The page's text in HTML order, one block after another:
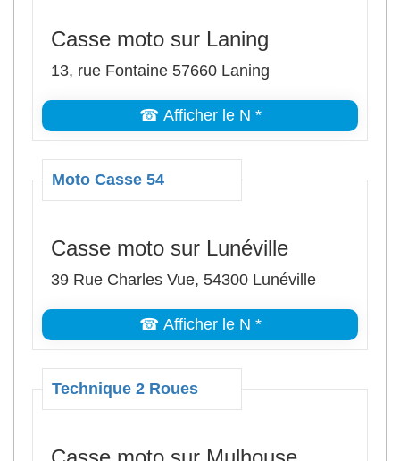
Casse moto sur Laning
13, rue Fontaine 57660 Laning
☎ Afficher le N *
Moto Casse 54
Casse moto sur Lunéville
39 Rue Charles Vue, 54300 Lunéville
☎ Afficher le N *
Technique 2 Roues